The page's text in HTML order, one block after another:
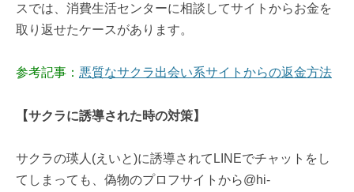
スでは、消費生活センターに相談してサイトからお金を
取り返せたケースがあります。
参考記事： 悪質なサクラ出会い系サイトからの返金方法
【サクラに誘導された時の対策】
サクラの瑛人(えいと)に誘導されてLINEでチャットをし
てしまっても、偽物のプロフサイトから@hi-